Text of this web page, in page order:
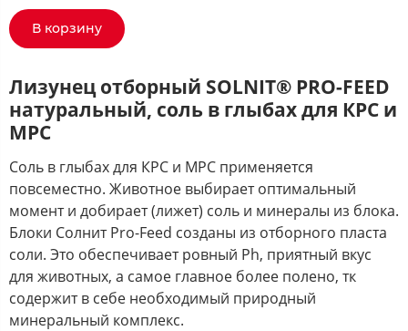
В корзину
Лизунец отборный SOLNIT® PRO-FEED
натуральный, соль в глыбах для КРС и
МРС
Соль в глыбах для КРС и МРС применяется
повсеместно. Животное выбирает оптимальный
момент и добирает (лижет) соль и минералы из блока.
Блоки Солнит Pro-Feed созданы из отборного пласта
соли. Это обеспечивает ровный Ph, приятный вкус
для животных, а самое главное более полено, тк
содержит в себе необходимый природный
минеральный комплекс.